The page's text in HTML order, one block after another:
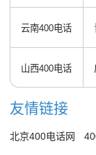
云南400电话
山西400电话
友情链接
北京400电话网